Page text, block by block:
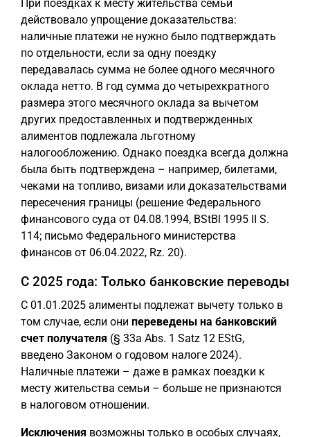
При поездках к месту жительства семьи
действовало упрощение доказательства:
наличные платежи не нужно было подтверждать
по отдельности, если за одну поездку
передавалась сумма не более одного месячного
оклада нетто. В год сумма до четырехкратного
размера этого месячного оклада за вычетом
других предоставленных и подтвержденных
алиментов подлежала льготному
налогообложению. Однако поездка всегда должна
была быть подтверждена – например, билетами,
чеками на топливо, визами или доказательствами
пересечения границы (решение Федерального
финансового суда от 04.08.1994, BStBl 1995 II S.
114; письмо Федерального министерства
финансов от 06.04.2022, Rz. 20).
С 2025 года: Только банковские переводы
С 01.01.2025 алименты подлежат вычету только в
том случае, если они переведены на банковский
счет получателя (§ 33a Abs. 1 Satz 12 EStG,
введено Законом о годовом налоге 2024).
Наличные платежи – даже в рамках поездки к
месту жительства семьи – больше не признаются
в налоговом отношении.
Исключения возможны только в особых случаях,